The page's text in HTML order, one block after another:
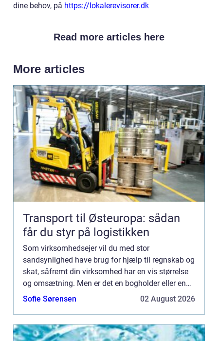
dine behov, på https://lokalerevisorer.dk
Read more articles here
More articles
Transport til Østeuropa: sådan
får du styr på logistikken
Som virksomhedsejer vil du med stor
sandsynlighed have brug for hjælp til regnskab og
skat, såfremt din virksomhed har en vis størrelse
og omsætning. Men er det en bogholder eller en
revisor, du har brug for? Hvad er en bogho...
Sofie Sørensen 02 August 2026